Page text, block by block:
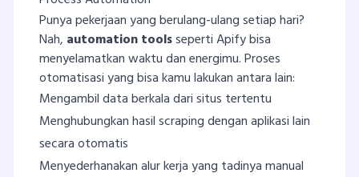
Punya pekerjaan yang berulang-ulang setiap hari?
Nah, automation toolsseperti Apify bisa
menyelamatkan waktu dan energimu. Proses
otomatisasi yang bisa kamu lakukan antara lain:
Mengambil data berkala dari situs tertentu
Menghubungkan hasil scraping dengan aplikasi lain
secara otomatis
Menyederhanakan alur kerja yang tadinya manual